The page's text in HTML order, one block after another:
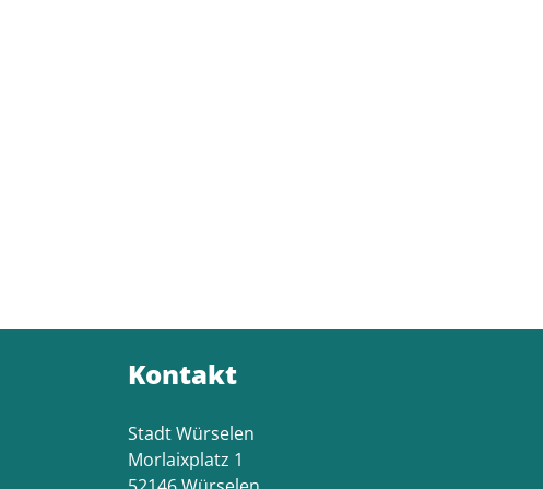
Kontakt
Stadt Würselen
Morlaixplatz 1